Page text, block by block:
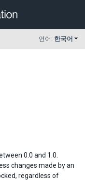
언어: 한국어
0.0 and 1.0.
changes made by an
regardless of